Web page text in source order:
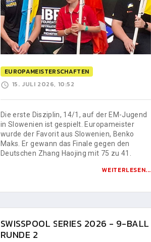
EUROPAMEISTERSCHAFTEN
15. JULI 2026, 10:52
Die erste Disziplin, 14/1, auf der EM-Jugend
in Slowenien ist gespielt. Europameister
wurde der Favorit aus Slowenien, Benko
Maks. Er gewann das Finale gegen den
Deutschen Zhang Haojing mit 75 zu 41.
WEITERLESEN...
SWISSPOOL SERIES 2026 - 9-BALL
RUNDE 2